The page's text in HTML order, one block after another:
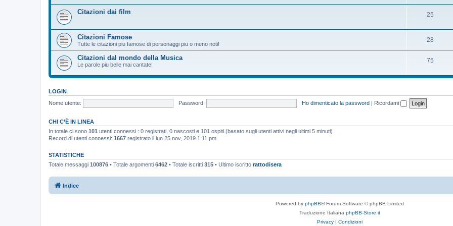
Citazioni dai film 25
Citazioni Famose
Tutte le citazioni piu famose di personaggi piu o meno noti!
28
Citazioni dal mondo della Musica
Le parole piu belle mai cantate!
75
LOGIN
Nome utente:
Password: Ho dimenticato la password | Ricordami
CHI C’È IN LINEA
In totale ci sono 101 utenti connessi : 0 registrati, 0 nascosti e 101 ospiti (basato sugli utenti attivi negli ultimi 5 minuti)
Record di utenti connessi: 1667 registrato il lun 25 nov, 2019 1:11 pm
STATISTICHE
Totale messaggi 100876 • Totale argomenti 6462 • Totale iscritti 315 • Ultimo iscritto rattodisera
Indice
Powered by phpBB® Forum Software © phpBB Limited
Traduzione Italiana phpBB-Store.it
Privacy | Condizioni